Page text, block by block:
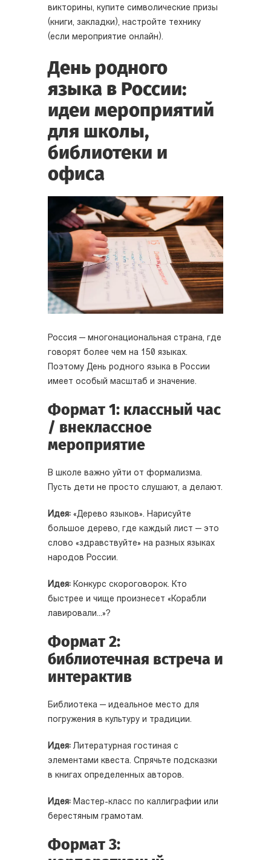
викторины, купите символические призы
(книги, закладки), настройте технику
(если мероприятие онлайн).
День родного
языка в России:
идеи мероприятий
для школы,
библиотеки и
офиса
Россия — многонациональная страна, где
говорят более чем на 150 языках.
Поэтому День родного языка в России
имеет особый масштаб и значение.
Формат 1: классный час
/ внеклассное
мероприятие
В школе важно уйти от формализма.
Пусть дети не просто слушают, а делают.
Идея: «Дерево языков». Нарисуйте
большое дерево, где каждый лист — это
слово «здравствуйте» на разных языках
народов России.
Идея: Конкурс скороговорок. Кто
быстрее и чище произнесет «Корабли
лавировали...»?
Формат 2:
библиотечная встреча и
интерактив
Библиотека — идеальное место для
погружения в культуру и традиции.
Идея: Литературная гостиная с
элементами квеста. Спрячьте подсказки
в книгах определенных авторов.
Идея: Мастер-класс по каллиграфии или
берестяным грамотам.
Формат 3: